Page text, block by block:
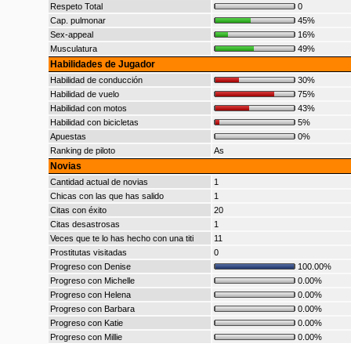
Respeto Total
0
Cap. pulmonar
45%
Sex-appeal
16%
Musculatura
49%
Habilidades de Jugador
Habilidad de conducción
30%
Habilidad de vuelo
75%
Habilidad con motos
43%
Habilidad con bicicletas
5%
Apuestas
0%
Ranking de piloto
As
Novias
Cantidad actual de novias
1
Chicas con las que has salido
1
Citas con éxito
20
Citas desastrosas
1
Veces que te lo has hecho con una titi
11
Prostitutas visitadas
0
Progreso con Denise
100.00%
Progreso con Michelle
0.00%
Progreso con Helena
0.00%
Progreso con Barbara
0.00%
Progreso con Katie
0.00%
Progreso con Millie
0.00%